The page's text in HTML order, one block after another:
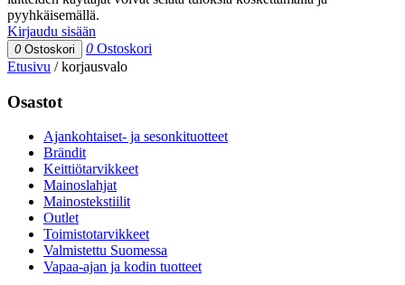
pyyhkäisemällä.
Kirjaudu sisään
0 Ostoskori 0 Ostoskori
Etusivu /korjausvalo
Osastot
Ajankohtaiset- ja sesonkituotteet
Brändit
Keittiötarvikkeet
Mainoslahjat
Mainostekstiilit
Outlet
Toimistotarvikkeet
Valmistettu Suomessa
Vapaa-ajan ja kodin tuotteet